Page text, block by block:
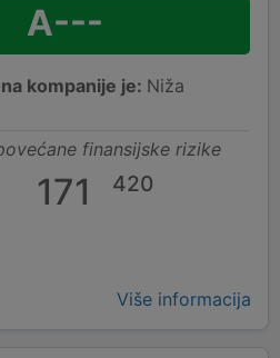
A---
kompanije je: Niža
finansijske rizike
171 420
Više informacija